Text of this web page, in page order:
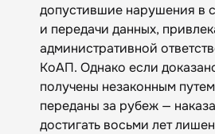
допустившие нарушения в
и передачи данных,
административной
КоАП. Однако если
получены незаконным
переданы за рубеж —
достигать восьми лет